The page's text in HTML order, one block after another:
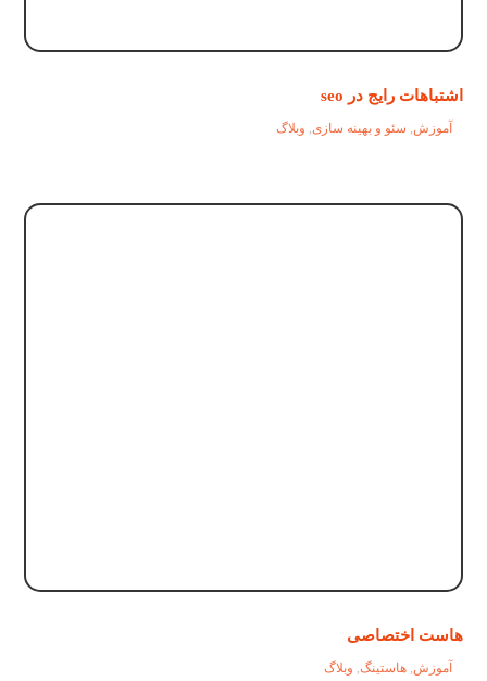
اشتباهات رایج در seo
آموزش سئو و بهینه سازی وبلاگ
هاست اختصاصی
آموزش,هاستینگ, وبلاگ